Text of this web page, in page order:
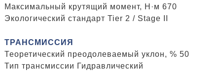
Максимальный крутящий момент, Н·м 670
Экологический стандарт Tier 2 / Stage II
ТРАНСМИССИЯ
Теоретический преодолеваемый уклон, % 50
Тип трансмиссии Гидравлический